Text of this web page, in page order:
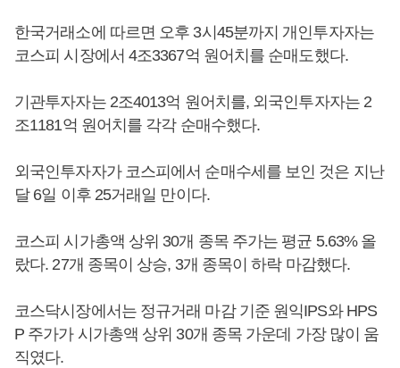
한국거래소에 따르면 오후 3시45분까지 개인투자자는
코스피 시장에서 4조3367억 원어치를 순매도했다.
기관투자자는 2조4013억 원어치를, 외국인투자자는 2
조1181억 원어치를 각각 순매수했다.
외국인투자자가 코스피에서 순매수세를 보인 것은 지난
달 6일 이후 25거래일 만이다.
코스피 시가총액 상위 30개 종목 주가는 평균 5.63% 올
랐다. 27개 종목이 상승, 3개 종목이 하락 마감했다.
코스닥시장에서는 정규거래 마감 기준 원익IPS와 HPS
P 주가가 시가총액 상위 30개 종목 가운데 가장 많이 움
직였다.